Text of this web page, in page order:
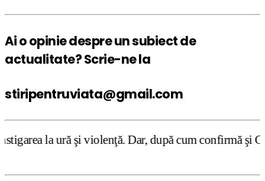
Ai o opinie despre un subiect de
actualitate? Scrie-ne la
stiripentruviata@gmail.com
şi violenţă. Dar, după cum confirmă şi CEDO în